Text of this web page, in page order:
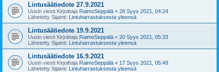
Lintusäätiedote 27.9.2021
Uusin viesti Kirjoittaja RaimoSeppälä « 28 Syys 2021, 04:24
Lähetetty Sijainti: Lintuharrastuksesta yleensä
Lintusäätiedote 19.9.2021
Uusin viesti Kirjoittaja RaimoSeppälä « 20 Syys 2021, 05:33
Lähetetty Sijainti: Lintuharrastuksesta yleensä
Lintusäätiedote 16.9.2021
Uusin viesti Kirjoittaja RaimoSeppälä « 17 Syys 2021, 05:49
Lähetetty Sijainti: Lintuharrastuksesta yleensä